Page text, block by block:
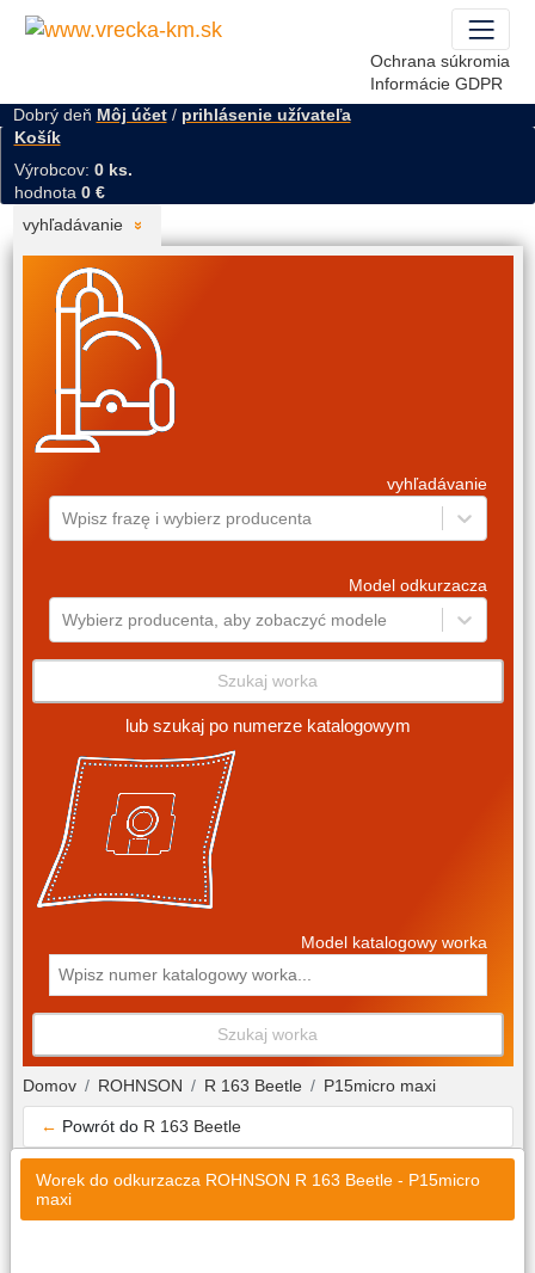
Ochrana súkromia
Informácie GDPR
Dobrý deň Môj účet/ prihlásenie užívateľa
Košík
Výrobcov: 0 ks.
hodnota 0 €
vyhľadávanie
vyhľadávanie
Wpisz frazę i wybierz producenta
Model odkurzacza
Wybierz producenta, aby zobaczyć modele
Szukaj worka
lub szukaj po numerze katalogowym
Model katalogowy worka
Szukaj worka
Domov ROHNSON R 163 Beetle P15micro maxi
← Powrót do R 163 Beetle
Worek do odkurzacza ROHNSON R 163 Beetle - P15micro
maxi